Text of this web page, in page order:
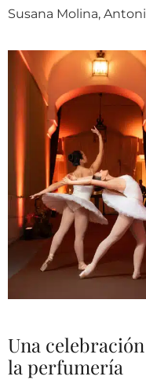
Susana Molina,
Una
la perfumería